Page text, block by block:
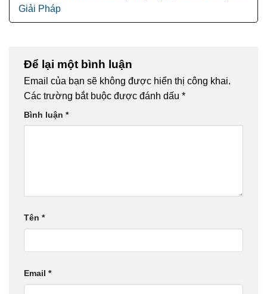
Giải Pháp
Để lại một bình luận
Email của bạn sẽ không được hiển thị công khai.
Các trường bắt buộc được đánh dấu *
Bình luận *
Tên *
Email *